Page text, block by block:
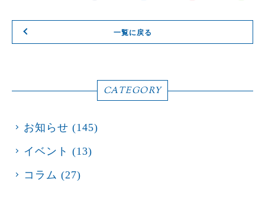
一覧に戻る
CATEGORY
お知らせ (145)
イベント (13)
コラム (27)